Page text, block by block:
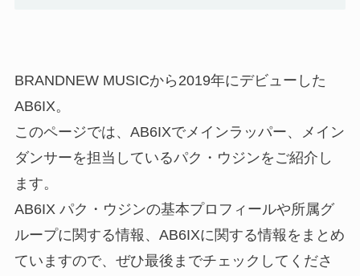
BRANDNEW MUSICから2019年にデビューした
AB6IX。
このページでは、AB6IXでメインラッパー、メイン
ダンサーを担当しているパク・ウジンをご紹介し
ます。
AB6IX パク・ウジンの基本プロフィールや所属グ
ループに関する情報、AB6IXに関する情報をまとめ
ていますので、ぜひ最後までチェックしてくださ